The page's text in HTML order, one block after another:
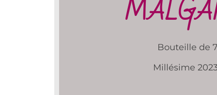
Bouteille de
Millésime